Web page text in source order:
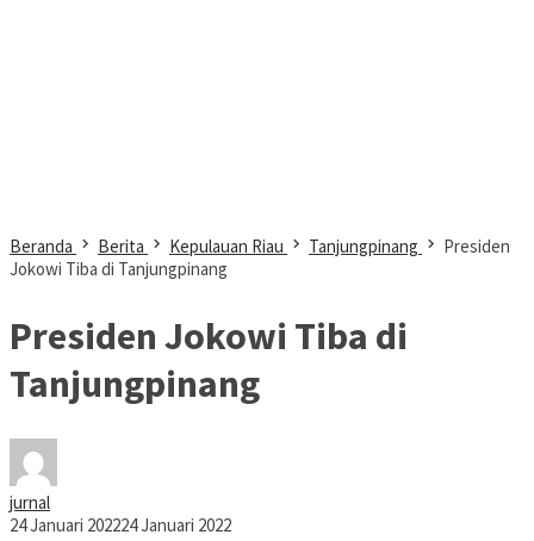
Beranda Berita Kepulauan Riau Tanjungpinang
Presiden
Jokowi Tiba di Tanjungpinang
Presiden Jokowi Tiba di
Tanjungpinang
jurnal
24 Januari 202224 Januari 2022